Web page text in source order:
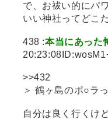
で、お祓い的にパ
いい神社ってどこ
438 :本当にあった
>>432
＞ 鶴ヶ島のポ○ラ
自分は良く行くけ